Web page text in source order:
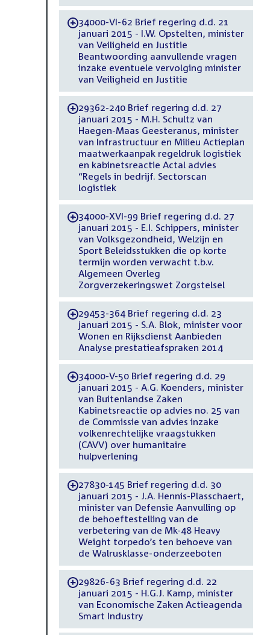
-34000-VI-62 Brief regering d.d. 21
januari 2015 - I.W. Opstelten, minister
van Veiligheid en Justitie
Beantwoording aanvullende vragen
inzake eventuele vervolging minister
van Veiligheid en Justitie
-29362-240 Brief regering d.d. 27
januari 2015 - M.H. Schultz van
Haegen-Maas Geesteranus, minister
van Infrastructuur en Milieu Actieplan
maatwerkaanpak regeldruk logistiek
en kabinetsreactie Actal advies
“Regels in bedrijf. Sectorscan
logistiek
-34000-XVI-99 Brief regering d.d. 27
januari 2015 - E.I. Schippers, minister
van Volksgezondheid, Welzijn en
Sport Beleidsstukken die op korte
termijn worden verwacht t.b.v.
Algemeen Overleg
Zorgverzekeringswet Zorgstelsel
-29453-364 Brief regering d.d. 23
januari 2015 - S.A. Blok, minister voor
Wonen en Rijksdienst Aanbieden
Analyse prestatieafspraken 2014
-34000-V-50 Brief regering d.d. 29
januari 2015 - A.G. Koenders, minister
van Buitenlandse Zaken
Kabinetsreactie op advies no. 25 van
de Commissie van advies inzake
volkenrechtelijke vraagstukken
(CAVV) over humanitaire
hulpverlening
-27830-145 Brief regering d.d. 30
januari 2015 - J.A. Hennis-Plasschaert,
minister van Defensie Aanvulling op
de behoeftestelling van de
verbetering van de Mk-48 Heavy
Weight torpedo’s ten behoeve van
de Walrusklasse-onderzeeboten
-29826-63 Brief regering d.d. 22
januari 2015 - H.G.J. Kamp, minister
van Economische Zaken Actieagenda
Smart Industry